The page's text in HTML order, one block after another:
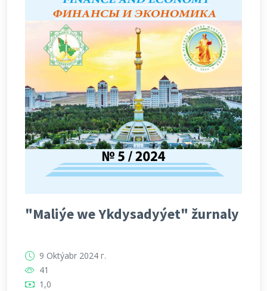
"Maliýe we Ykdysadyýet" žurnaly
9 Oktýabr 2024 г.
41
1,0